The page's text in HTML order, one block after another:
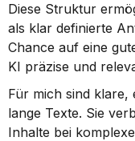
Diese Struktur
als klar definierte
Chance auf eine
KI präzise und
Für mich sind klare,
lange Texte. Sie
Inhalte bei